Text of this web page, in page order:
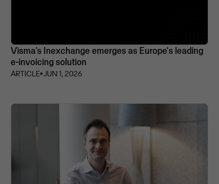
Visma’s Inexchange emerges as Europe's leading
e-invoicing solution
ARTICLE⏵JUN 1, 2026